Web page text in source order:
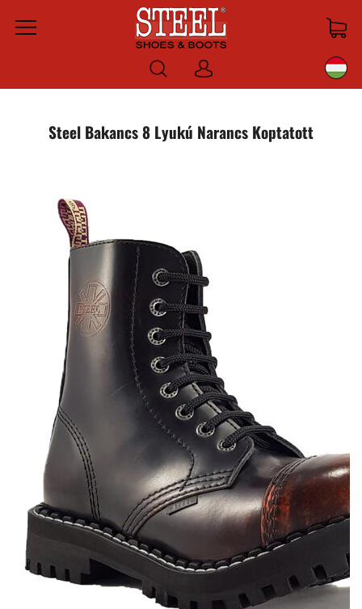
Menu
Bejelentkezni
Steel Bakancs 8 Lyukú Narancs Koptatott